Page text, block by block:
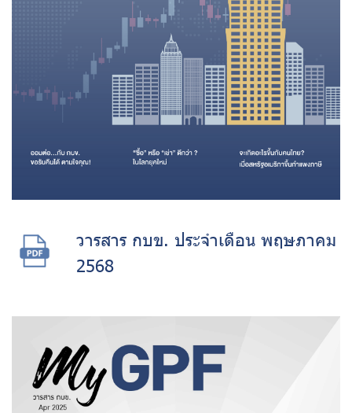
วารสาร กบข. ประจำเดือน พฤษภาคม
2568